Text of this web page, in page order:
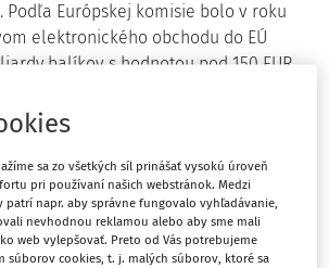
Podľa Európskej komisie bolo v roku
elektronického obchodu do EÚ
balíkov s hodnotou pod 150 EUR,
tlak na colné orgány a spôsobil
sa zo všetkých síl prinášať vysokú úroveň
pri používaní našich webstránok. Medzi
patrí napr. aby správne fungovalo vyhľadávanie,
nevhodnou reklamou alebo aby sme mali
web vylepšovať. Preto od Vás potrebujeme
súborov cookies, t. j. malých súborov, ktoré sa